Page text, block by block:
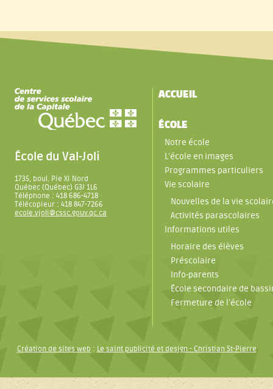
École du Val-Joli
1735, boul. Pie XI Nord
Québec (Québec) G3J 1L6
Téléphone : 418 686-4718
Télécopieur : 418 847-7266
ecole.vjoli@cssc.gouv.qc.ca
ACCUEIL
ÉCOLE
Notre école
L’école en images
Programmes particuliers
Vie scolaire
Nouvelles de la vie
Activités parascolaires
Informations utiles
Horaire des élèves
Préscolaire
Info-parents
École secondaire de
Fermeture de l’école
Création de sites web : Le saint publicité et design- Christian St-Pierre